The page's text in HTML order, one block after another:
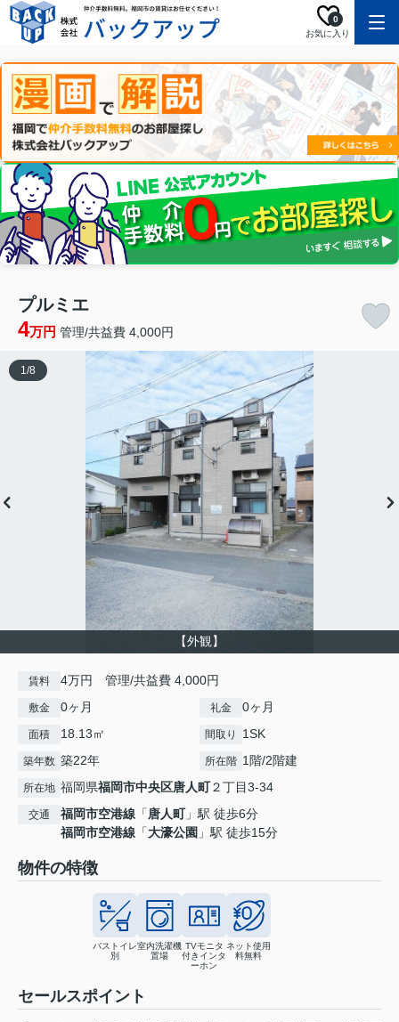
お気に入り
0
プルミエ
4万円 管理/共益費 4,000円
【外観】
1/8
賃料 4万円 管理/共益費 4,000円
敷金 0ヶ月 礼金 0ヶ月
面積 18.13㎡ 間取り 1SK
築年数 築22年 所在階 1階/2階建
所在地 福岡県福岡市中央区唐人町２丁目3-34
交通 福岡市空港線 「唐人町」駅 徒歩6分
福岡市空港線 「大濠公園 」駅 徒歩15分
物件の特徴
バストイレ
別
室内洗濯機
置場
TVモニタ
付きインタ
ーホン
ネット使用
料無料
セールスポイント